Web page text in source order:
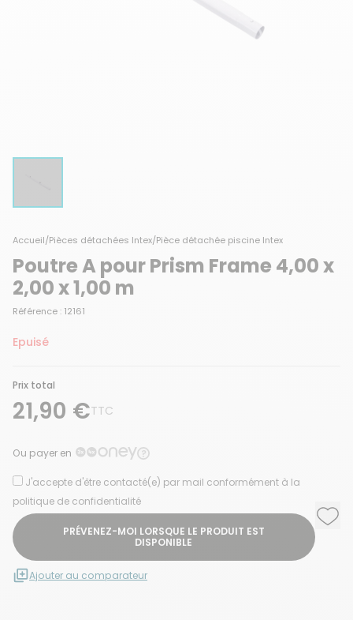
Accueil/Pièces détachées Intex/Pièce détachée piscine Intex
Poutre A pour Prism Frame 4,00 x
2,00 x 1,00 m
Référence : 12161
Epuisé
Prix total
21,90 €TTC
Ou payer en
J'accepte d'être contacté(e) par mail conformément à la
politique de confidentialité
PRÉVENEZ-MOI LORSQUE LE PRODUIT EST
DISPONIBLE
Ajouter au comparateur